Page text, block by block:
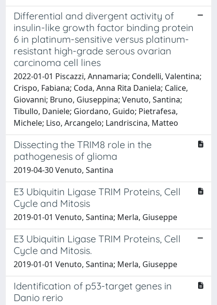
Differential and divergent activity of
insulin-like growth factor binding protein
6 in platinum-sensitive versus platinum-
resistant high-grade serous ovarian
carcinoma cell lines
2022-01-01 Piscazzi, Annamaria; Condelli, Valentina;
Crispo, Fabiana; Coda, Anna Rita Daniela; Calice,
Giovanni; Bruno, Giuseppina; Venuto, Santina;
Tibullo, Daniele; Giordano, Guido; Pietrafesa,
Michele; Liso, Arcangelo; Landriscina, Matteo
Dissecting the TRIM8 role in the
pathogenesis of glioma
2019-04-30 Venuto, Santina
E3 Ubiquitin Ligase TRIM Proteins, Cell
Cycle and Mitosis
2019-01-01 Venuto, Santina; Merla, Giuseppe
E3 Ubiquitin Ligase TRIM Proteins, Cell
Cycle and Mitosis.
2019-01-01 Venuto, Santina; Merla, Giuseppe
Identification of p53-target genes in
Danio rerio